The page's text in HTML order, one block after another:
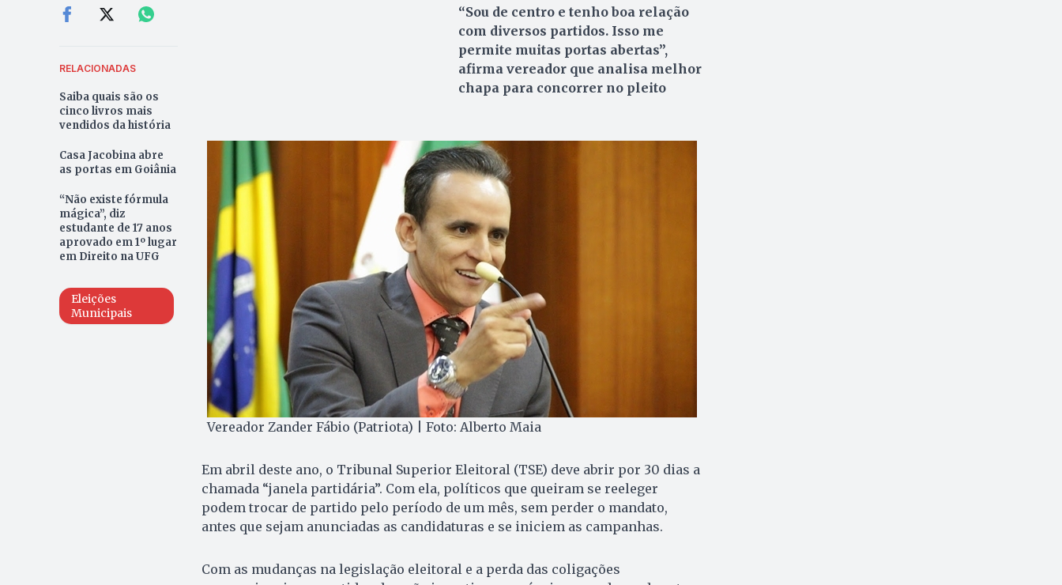
RELACIONADAS
Saiba quais são os
cinco livros mais
vendidos da história
Casa Jacobina abre
as portas em Goiânia
“Não existe fórmula
mágica”, diz
estudante de 17 anos
aprovado em 1º lugar
em Direito na UFG
Eleições
Municipais
“Sou de centro e tenho boa relação
com diversos partidos. Isso me
permite muitas portas abertas”,
afirma vereador que analisa melhor
chapa para concorrer no pleito
Vereador Zander Fábio (Patriota) | Foto: Alberto Maia
Em abril deste ano, o Tribunal Superior Eleitoral (TSE) deve abrir por 30 dias a
chamada “janela partidária”. Com ela, políticos que queiram se reeleger
podem trocar de partido pelo período de um mês, sem perder o mandato,
antes que sejam anunciadas as candidaturas e se iniciem as campanhas.
Com as mudanças na legislação eleitoral e a perda das coligações